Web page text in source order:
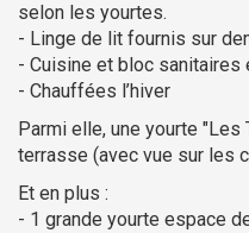
selon les yourtes.
- Linge de lit fournis sur
- Cuisine et bloc sanitaires
- Chauffées l’hiver
Parmi elle, une yourte "Les
terrasse (avec vue sur les
Et en plus :
- 1 grande yourte espace